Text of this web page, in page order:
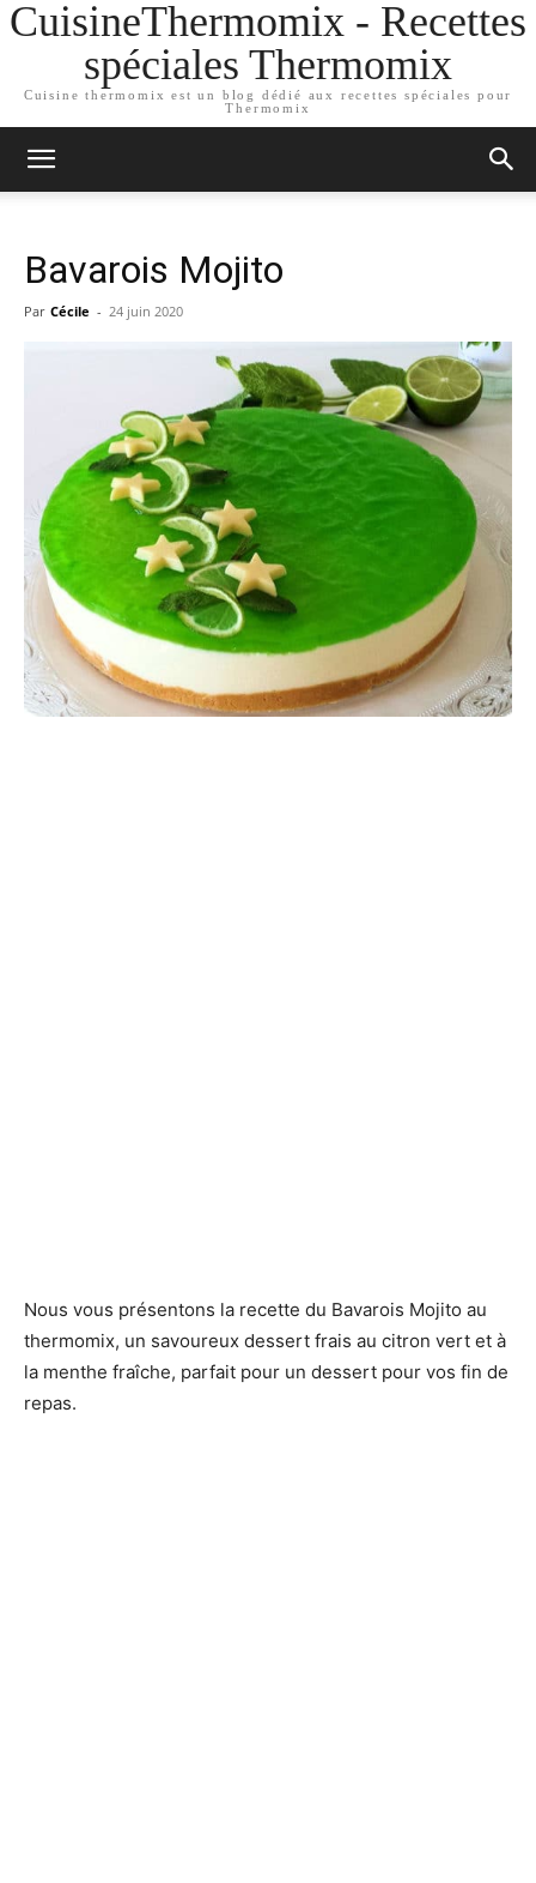
CuisineThermomix - Recettes
spéciales Thermomix
Cuisine thermomix est un blog dédié aux recettes spéciales pour
Thermomix
Bavarois Mojito
Par Cécile - 24 juin 2020
Nous vous présentons la recette du Bavarois Mojito au
thermomix, un savoureux dessert frais au citron vert et à
la menthe fraîche, parfait pour un dessert pour vos fin de
repas.